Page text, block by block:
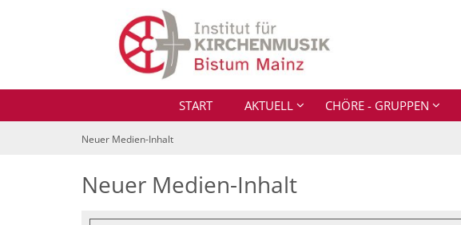
START AKTUELL CHÖRE - GRUPPEN
Neuer Medien-Inhalt
Neuer Medien-Inhalt